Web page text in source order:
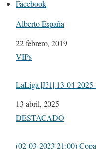
Facebook
Alberto España
Fecha
22 febrero, 2019
Respecto a
VIPs
LaLiga |J31| 13-04-
Fecha
13 abril, 2025
Respecto a
DESTACADO
(02-03-2023 21:00)